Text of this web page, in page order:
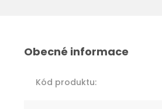
Kód produktu: